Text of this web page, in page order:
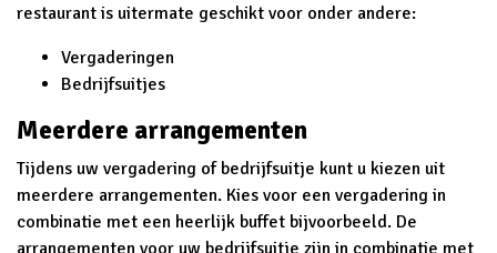
restaurant is uitermate geschikt voor onder andere:
Vergaderingen
Bedrijfsuitjes
Meerdere arrangementen
Tijdens uw vergadering of bedrijfsuitje kunt u kiezen uit
meerdere arrangementen. Kies voor een vergadering in
combinatie met een heerlijk buffet bijvoorbeeld. De